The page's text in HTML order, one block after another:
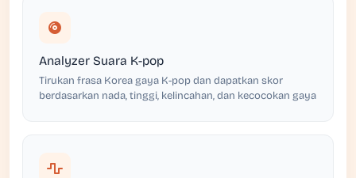
Analyzer Suara K-pop
Tirukan frasa Korea gaya K-pop dan dapatkan skor
berdasarkan nada, tinggi, kelincahan, dan kecocokan gaya